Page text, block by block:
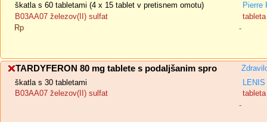
škatla s 60 tabletami (4 x 15 tablet v pretisnem omotu)
Pierre
B03AA07 železov(II) sulfat
Rp
-
TARDYFERON 80 mg tablete s podaljšanim spro
škatla s 30 tabletami
B03AA07 železov(II) sulfat
-